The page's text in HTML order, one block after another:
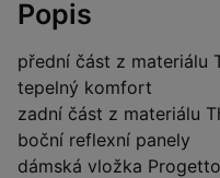
Popis
přední část z materiálu
tepelný komfort
zadní část z materiálu
boční reflexní panely
dámská vložka